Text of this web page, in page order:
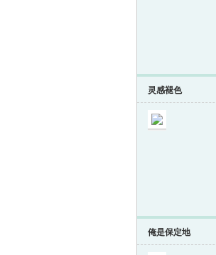
灵感褪色
俺是保定地